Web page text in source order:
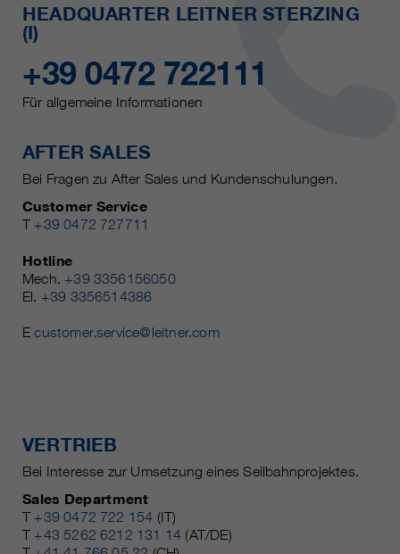
HEADQUARTER LEITNER STERZING
(I)
+39 0472 722111
Für allgemeine Informationen
AFTER SALES
Bei Fragen zu After Sales und Kundenschulungen.
Customer Service
T +39 0472 727711
Hotline
Mech. +39 3356156050
El. +39 3356514386
Ecustomer.service@leitner.com
VERTRIEB
Bei Interesse zur Umsetzung eines Seilbahnprojektes.
Sales Department
T +39 0472 722 154 (IT)
T +43 5262 6212 131 14 (AT/DE)